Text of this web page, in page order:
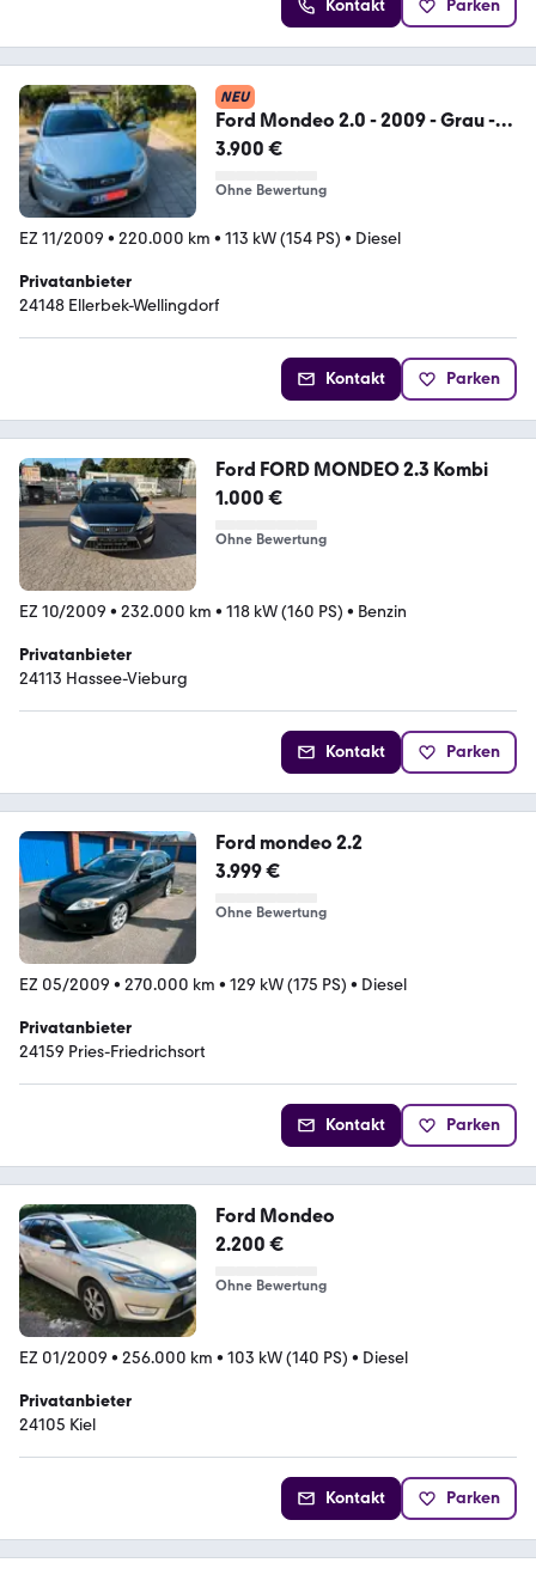
Kontakt Parken
NEU
Ford Mondeo 2.0 - 2009 - Grau -
Diesel -...
3.900 €
Ohne Bewertung
EZ 11/2009 • 220.000 km • 113 kW (154 PS) • Diesel
Privatanbieter
24148 Ellerbek-Wellingdorf
Kontakt Parken
Ford FORD MONDEO 2.3 Kombi
1.000 €
Ohne Bewertung
EZ 10/2009 • 232.000 km • 118 kW (160 PS) • Benzin
Privatanbieter
24113 Hassee-Vieburg
Kontakt Parken
Ford mondeo 2.2
3.999 €
Ohne Bewertung
EZ 05/2009 • 270.000 km • 129 kW (175 PS) • Diesel
Privatanbieter
24159 Pries-Friedrichsort
Kontakt Parken
Ford Mondeo
2.200 €
Ohne Bewertung
EZ 01/2009 • 256.000 km • 103 kW (140 PS) • Diesel
Privatanbieter
24105 Kiel
Kontakt Parken